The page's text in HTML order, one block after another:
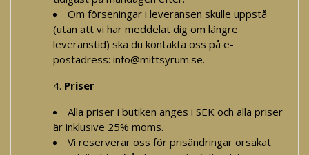
Om förseningar i leveransen skulle uppstå
(utan att vi har meddelat dig om längre
leveranstid) ska du kontakta oss på e-
postadress: info@mittsyrum.se.
Priser
Alla priser i butiken anges i SEK och alla priser
är inklusive 25% moms.
Vi reserverar oss för prisändringar orsakat